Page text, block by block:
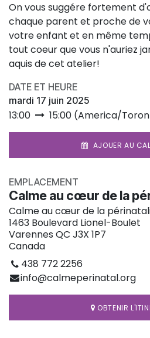
On vous suggére fortement
chaque parent et proche de
votre enfant et en même
tout coeur que vous n'auriez
aquis de cet atelier!
DATE ET HEURE
mardi 17 juin 2025
13:00 15:00 (America/
AJOUER AU
EMPLACEMENT
Calme au cœur de la
Calme au cœur de la
1463 Boulevard Lionel-Boulet
Varennes QC J3X 1P7
Canada
438 772 2256
info@calmeperinatal.org
OBTENIR